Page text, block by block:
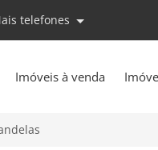
telefones
Imóveis à venda